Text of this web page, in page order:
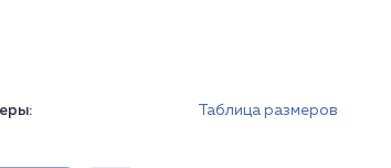
Таблица размеров